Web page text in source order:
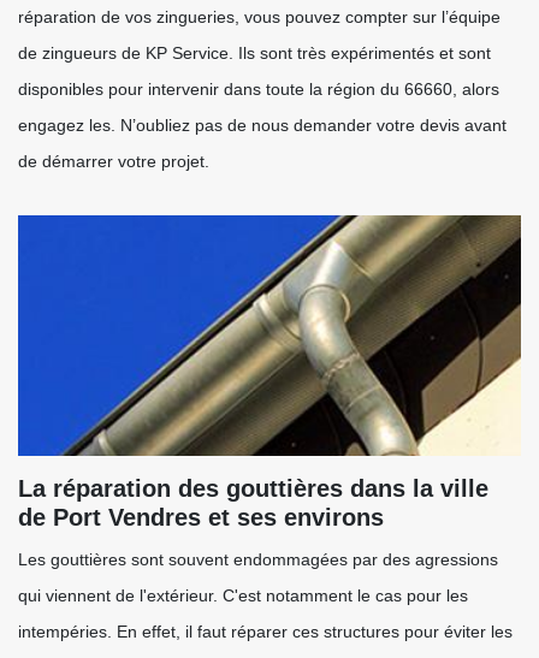
réparation de vos zingueries, vous pouvez compter sur l’équipe
de zingueurs de KP Service. Ils sont très expérimentés et sont
disponibles pour intervenir dans toute la région du 66660, alors
engagez les. N’oubliez pas de nous demander votre devis avant
de démarrer votre projet.
La réparation des gouttières dans la ville
de Port Vendres et ses environs
Les gouttières sont souvent endommagées par des agressions
qui viennent de l'extérieur. C'est notamment le cas pour les
intempéries. En effet, il faut réparer ces structures pour éviter les